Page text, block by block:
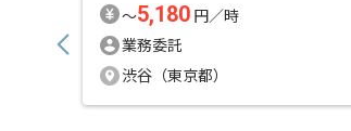
〜5,180 円／時
業務委託
渋谷（東京都）